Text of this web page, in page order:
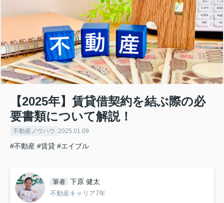
【2025年】賃貸借契約を結ぶ際の必
要書類について解説！
不動産ノウハウ 2025.01.09
#不動産 #賃貸 #エイブル
筆者 下原 健太
不動産キャリア7年